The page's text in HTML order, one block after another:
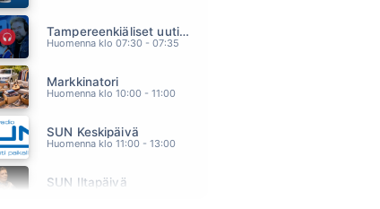
11.38
11.30
Tampereenkiäliset uutiset
Huomenna klo 07:30 - 07:35
Markkinatori
Huomenna klo 10:00 - 11:00
SUN Keskipäivä
Huomenna klo 11:00 - 13:00
SUN Iltapäivä